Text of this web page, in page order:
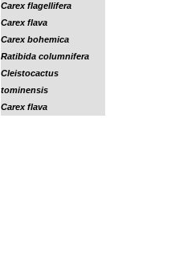
Carex flagellifera
Carex flava
Carex bohemica
Ratibida columnifera
Cleistocactus
tominensis
Carex flava